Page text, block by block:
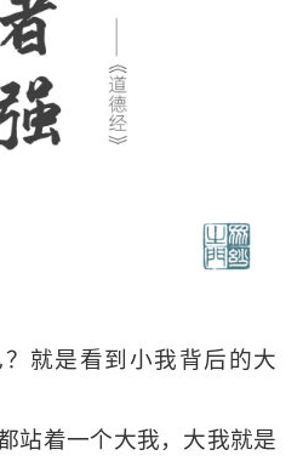
就是看到小我背后的大
着一个大我，大我就是